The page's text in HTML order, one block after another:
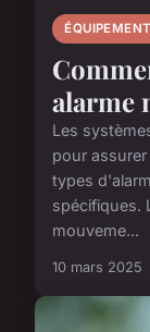
ÉQUIPEMENT
alarme
Les
pour
types
spécifiques.
mouveme...
10 mars 2025